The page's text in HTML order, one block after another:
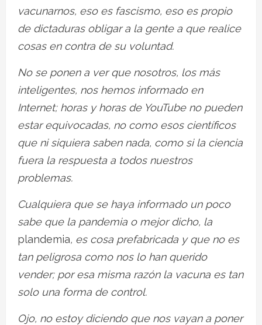
vacunarnos, eso es fascismo, eso es propio
de dictaduras obligar a la gente a que realice
cosas en contra de su voluntad.
No se ponen a ver que nosotros, los más
inteligentes, nos hemos informado en
Internet; horas y horas de YouTube no pueden
estar equivocadas, no como esos científicos
que ni siquiera saben nada, como si la ciencia
fuera la respuesta a todos nuestros
problemas.
Cualquiera que se haya informado un poco
sabe que la pandemia o mejor dicho, la
plandemia, es cosa prefabricada y que no es
tan peligrosa como nos lo han querido
vender; por esa misma razón la vacuna es tan
solo una forma de control.
Ojo, no estoy diciendo que nos vayan a poner